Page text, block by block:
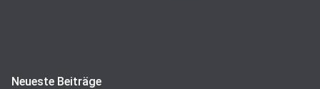
Neueste Beiträge